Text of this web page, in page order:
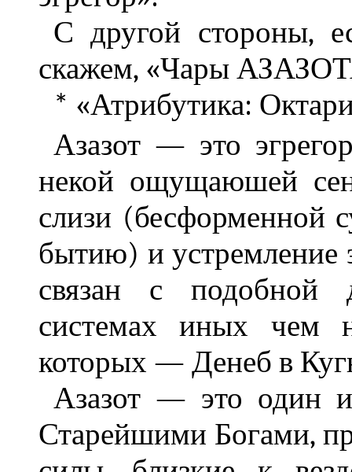
С другой стороны,
скажем, «Чары
* «Атрибутика:
Азазот — это
некой ощущаюшей
слизи (бесформенной
бытию) и устремление
связан с подобной
системах иных чем
которых — Денеб в
Азазот — это один
Старейшими Богами,